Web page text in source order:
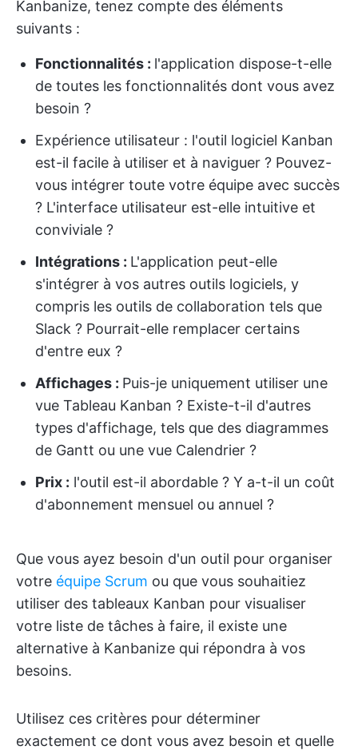
Kanbanize, tenez compte des éléments
suivants :
Fonctionnalités : l'application dispose-t-elle
de toutes les fonctionnalités dont vous avez
besoin ?
Expérience utilisateur : l'outil logiciel Kanban
est-il facile à utiliser et à naviguer ? Pouvez-
vous intégrer toute votre équipe avec succès
? L'interface utilisateur est-elle intuitive et
conviviale ?
Intégrations : L'application peut-elle
s'intégrer à vos autres outils logiciels, y
compris les outils de collaboration tels que
Slack ? Pourrait-elle remplacer certains
d'entre eux ?
Affichages : Puis-je uniquement utiliser une
vue Tableau Kanban ? Existe-t-il d'autres
types d'affichage, tels que des diagrammes
de Gantt ou une vue Calendrier ?
Prix : l'outil est-il abordable ? Y a-t-il un coût
d'abonnement mensuel ou annuel ?
Que vous ayez besoin d'un outil pour organiser
votre équipe Scrum ou que vous souhaitiez
utiliser des tableaux Kanban pour visualiser
votre liste de tâches à faire, il existe une
alternative à Kanbanize qui répondra à vos
besoins.
Utilisez ces critères pour déterminer
exactement ce dont vous avez besoin et quelle